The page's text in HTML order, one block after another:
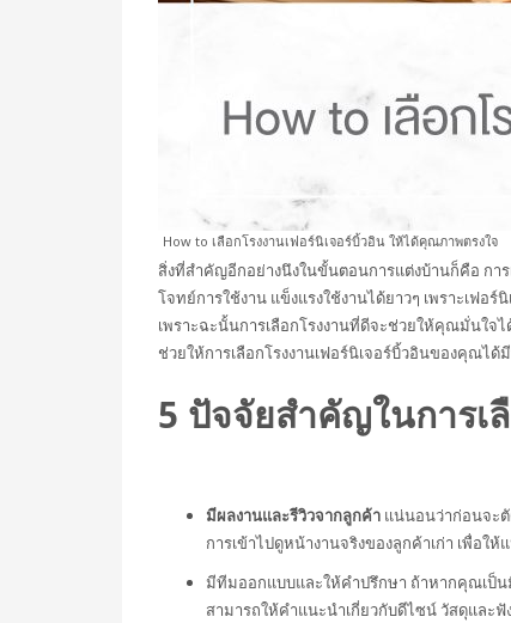
How to เลือกโรงงานเฟอร์นิเจอร์บิ้วอิน ให้ได้คุณภาพตรงใจ
สิ่งที่สำคัญอีกอย่างนึงในขั้นตอนการแต่งบ้านก็คือ การ
โจทย์การใช้งาน แข็งแรงใช้งานได้ยาวๆ เพราะเฟอ
เพราะฉะนั้นการเลือกโรงงานที่ดีจะช่วยให้คุณมั่นใจ
ช่วยให้การเลือกโรงงานเฟอร์นิเจอร์บิ้วอินของคุณได้
5 ปัจจัยสำคัญในการเ
มีผลงานและรีวิวจากลูกค้า แน่นอนว่าก่อนจะตั
การเข้าไปดูหน้างานจริงของลูกค้าเก่า เพื่อใ
มีทีมออกแบบและให้คำปรึกษา ถ้าหากคุณเป็น
สามารถให้คำแนะนำเกี่ยวกับดีไซน์ วัสดุและ